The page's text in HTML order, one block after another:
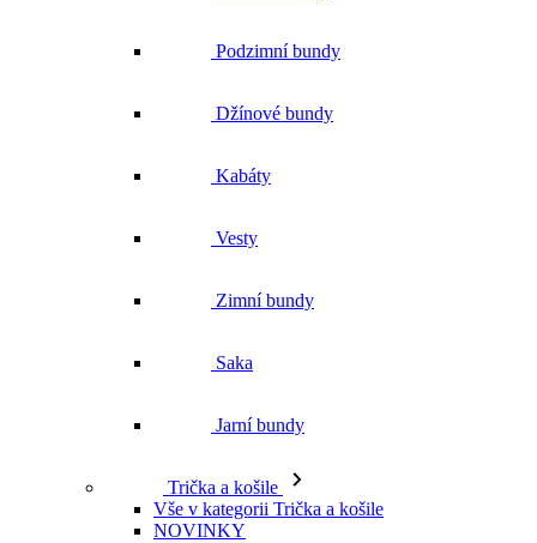
Podzimní bundy
Džínové bundy
Kabáty
Vesty
Zimní bundy
Saka
Jarní bundy
Trička a košile
Vše v kategorii Trička a košile
NOVINKY